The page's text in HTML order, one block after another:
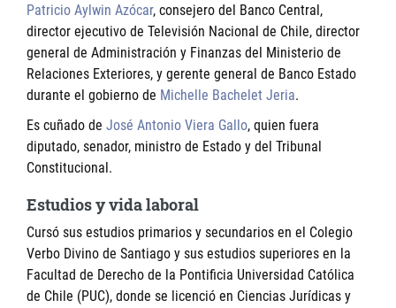
Patricio Aylwin Azócar, consejero del Banco Central,
director ejecutivo de Televisión Nacional de Chile, director
general de Administración y Finanzas del Ministerio de
Relaciones Exteriores, y gerente general de Banco Estado
durante el gobierno de Michelle Bachelet Jeria.
Es cuñado de José Antonio Viera Gallo, quien fuera
diputado, senador, ministro de Estado y del Tribunal
Constitucional.
Estudios y vida laboral
Cursó sus estudios primarios y secundarios en el Colegio
Verbo Divino de Santiago y sus estudios superiores en la
Facultad de Derecho de la Pontificia Universidad Católica
de Chile (PUC), donde se licenció en Ciencias Jurídicas y